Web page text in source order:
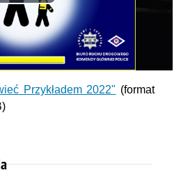
wideo
Przykładem 2022" (format